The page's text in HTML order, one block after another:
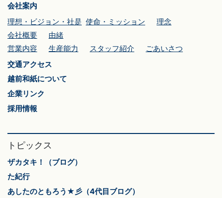
会社案内
理想・ビジョン・社是 使命・ミッション
理念
会社概要
由緒
営業内容
生産能力 スタッフ紹介
ごあいさつ
交通アクセス
越前和紙について
企業リンク
採用情報
トピックス
ザカタキ！（ブログ）
た紀行
あしたのともろう★彡（4代目ブログ）